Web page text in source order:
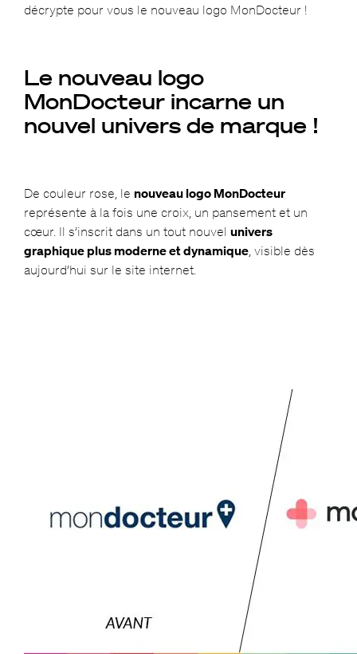
décrypte pour vous le nouveau logo MonDocteur !
Le nouveau logo
MonDocteur incarne un
nouvel univers de marque !
De couleur rose, le nouveau logo MonDocteur
représente à la fois une croix, un pansement et un
cœur. Il s’inscrit dans un tout nouvel univers
graphique plus moderne et dynamique, visible dès
aujourd’hui sur le site internet.